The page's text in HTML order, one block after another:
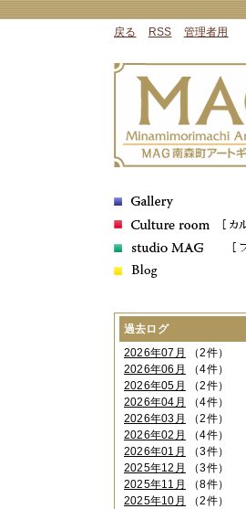
戻る RSS 管理者用
過去ログ
2026年07月
（2件）
2026年06月
（4件）
2026年05月
（2件）
2026年04月
（4件）
2026年03月
（2件）
2026年02月
（4件）
2026年01月
（3件）
2025年12月
（3件）
2025年11月
（8件）
2025年10月
（2件）